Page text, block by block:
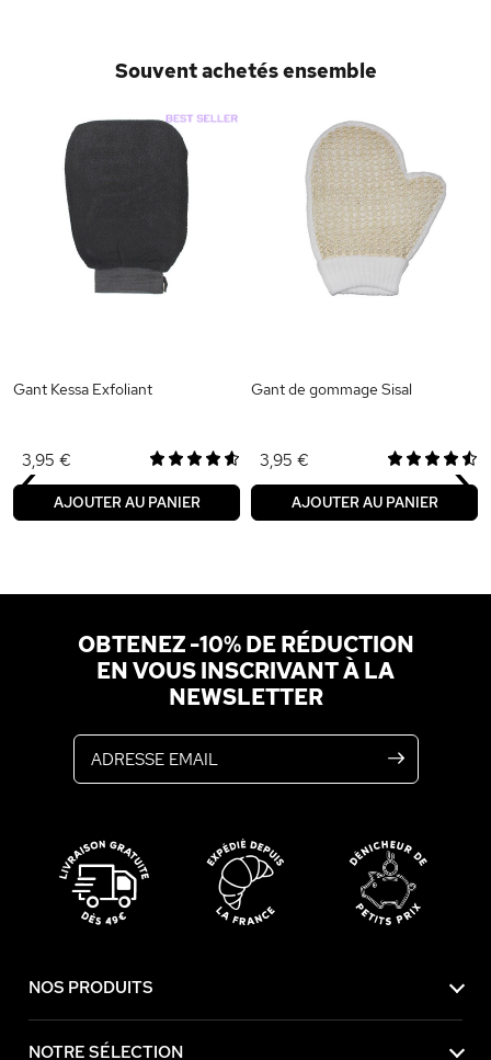
Souvent achetés ensemble
Gant Kessa Exfoliant
3,95 €
AJOUTER AU PANIER
Gant de gommage Sisal
3,95 €
AJOUTER AU PANIER
‹ ›
OBTENEZ -10% DE RÉDUCTION
EN VOUS INSCRIVANT À LA
NEWSLETTER
NOS PRODUITS
NOTRE SÉLECTION